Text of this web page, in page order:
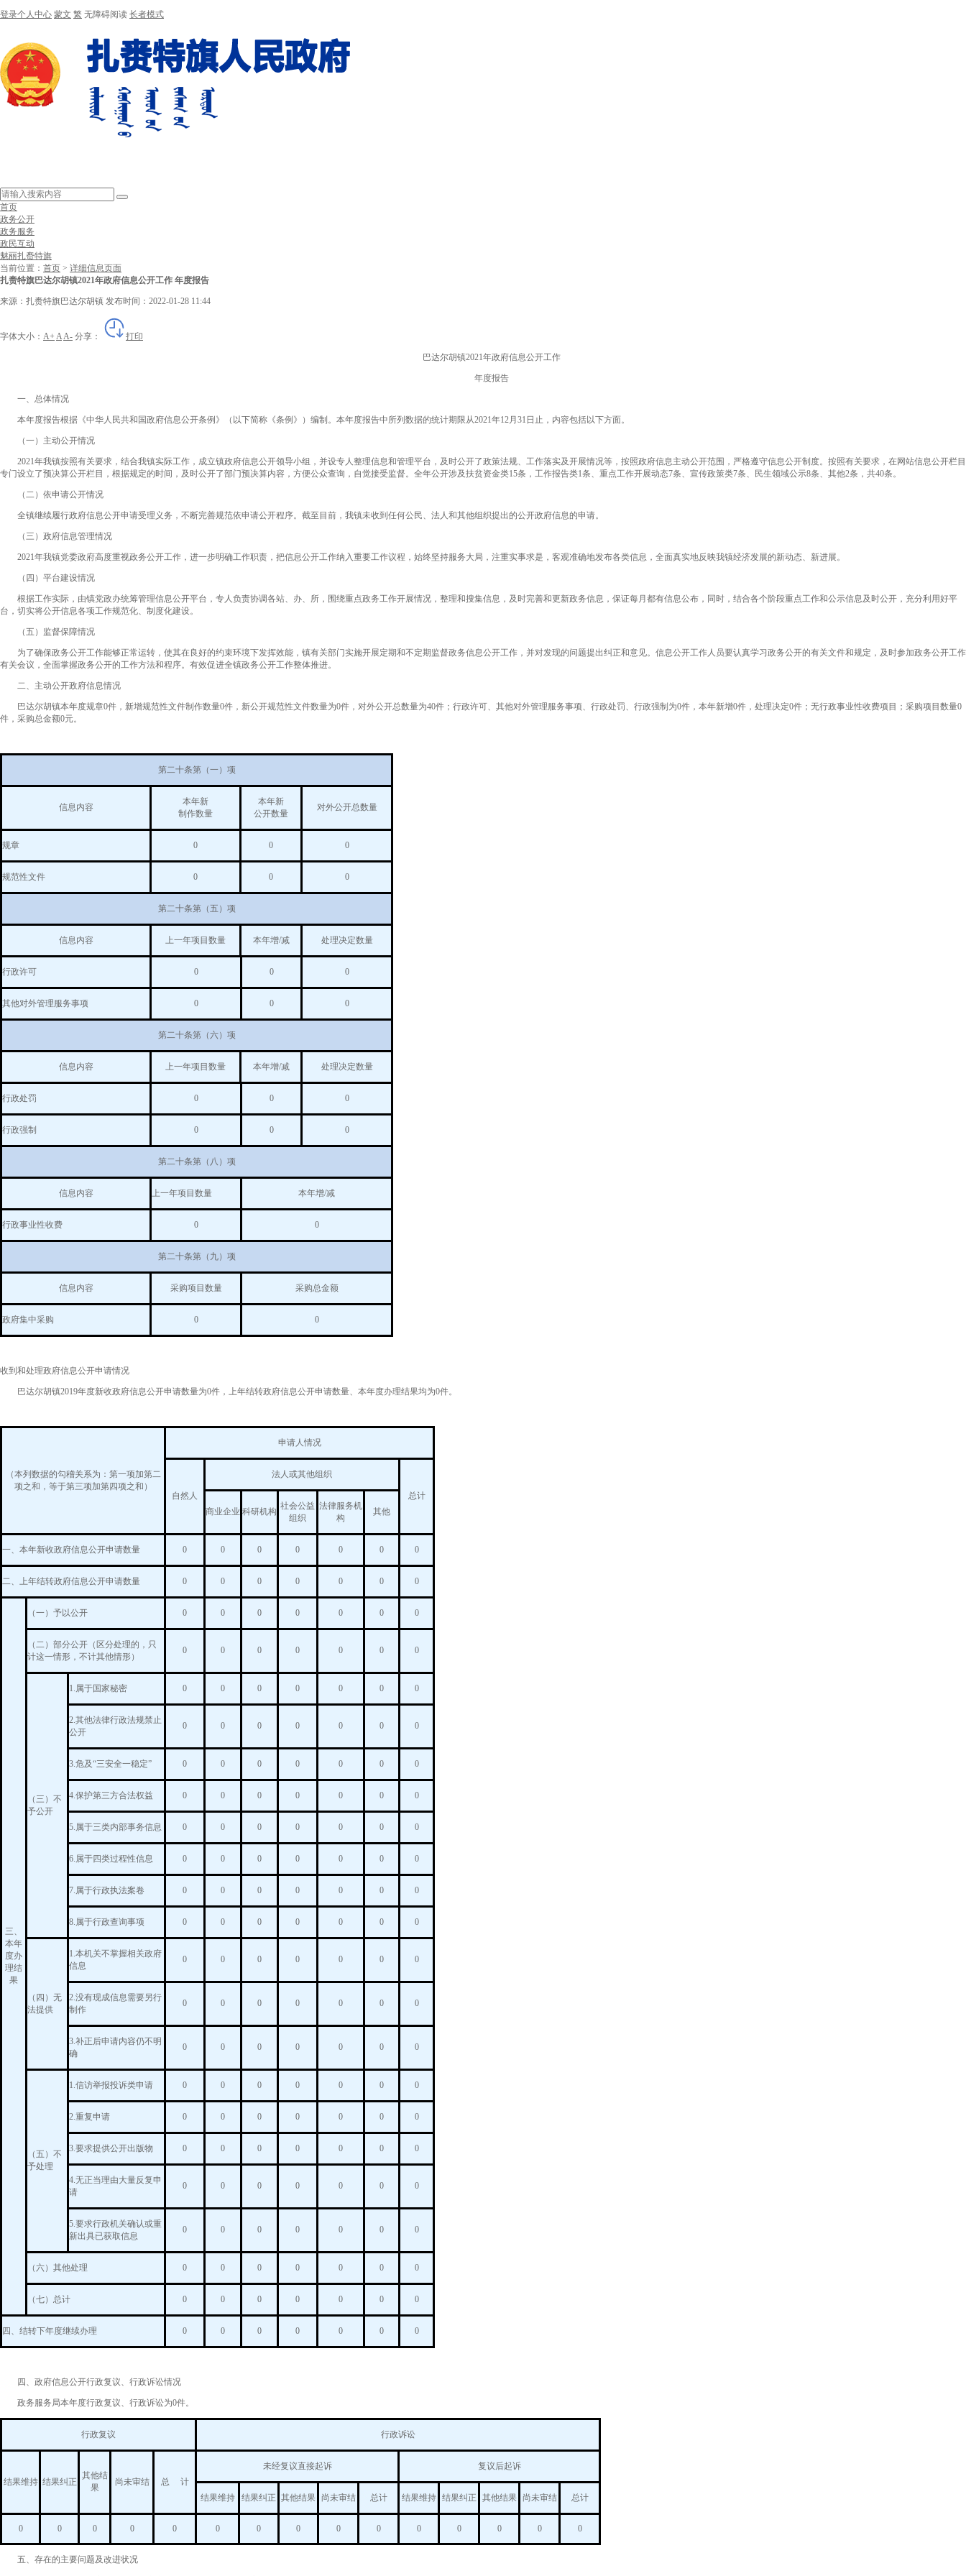
登录个人中心 蒙文 繁 无障碍阅读 长者模式
首页
政务公开
政务服务
政民互动
魅丽扎赉特旗
当前位置： 首页 > 详细信息页面
扎赉特旗巴达尔胡镇2021年政府信息公开工作 年度报告
来源：扎赉特旗巴达尔胡镇 发布时间：2022-01-28 11:44
字体大小： A+ AA- 分享： 打印
巴达尔胡镇2021年政府信息公开工作
年度报告
一、总体情况
本年度报告根据《中华人民共和国政府信息公开条例》（以下简称《条例》）编制。本年度报告中所列数据的统计期限从2021年12月31日止，内容包括以下方面。
（一）主动公开情况
2021年我镇按照有关要求，结合我镇实际工作，成立镇政府信息公开领导小组，并设专人整理信息和管理平台，及时公开了政策法规、工作落实及开展情况等，按照政府信息主动公开范围，严格遵守信息公开制度。按照有关要求，在网站信息公开栏目
专门设立了预决算公开栏目，根据规定的时间，及时公开了部门预决算内容，方便公众查询，自觉接受监督。全年公开涉及扶贫资金类15条，工作报告类1条、重点工作开展动态7条、宣传政策类7条、民生领域公示8条、其他2条，共40条。
（二）依申请公开情况
全镇继续履行政府信息公开申请受理义务，不断完善规范依申请公开程序。截至目前，我镇未收到任何公民、法人和其他组织提出的公开政府信息的申请。
（三）政府信息管理情况
2021年我镇党委政府高度重视政务公开工作，进一步明确工作职责，把信息公开工作纳入重要工作议程，始终坚持服务大局，注重实事求是，客观准确地发布各类信息，全面真实地反映我镇经济发展的新动态、新进展。
（四）平台建设情况
根据工作实际，由镇党政办统筹管理信息公开平台，专人负责协调各站、办、所，围绕重点政务工作开展情况，整理和搜集信息，及时完善和更新政务信息，保证每月都有信息公布，同时，结合各个阶段重点工作和公示信息及时公开，充分利用好平
台，切实将公开信息各项工作规范化、制度化建设。
（五）监督保障情况
为了确保政务公开工作能够正常运转，使其在良好的约束环境下发挥效能，镇有关部门实施开展定期和不定期监督政务信息公开工作，并对发现的问题提出纠正和意见。信息公开工作人员要认真学习政务公开的有关文件和规定，及时参加政务公开工作
有关会议，全面掌握政务公开的工作方法和程序。有效促进全镇政务公开工作整体推进。
二、主动公开政府信息情况
巴达尔胡镇本年度规章0件，新增规范性文件制作数量0件，新公开规范性文件数量为0件，对外公开总数量为40件；行政许可、其他对外管理服务事项、行政处罚、行政强制为0件，本年新增0件，处理决定0件；无行政事业性收费项目；采购项目数量0
件，采购总金额0元。
第二十条第（一）项
信息内容
本年新
制作数量
本年新
公开数量
对外公开总数量
规章 0 0 0
规范性文件 0 0 0
第二十条第（五）项
信息内容 上一年项目数量 本年增/减 处理决定数量
行政许可 0 0 0
其他对外管理服务事项 0 0 0
第二十条第（六）项
信息内容 上一年项目数量 本年增/减 处理决定数量
行政处罚 0 0 0
行政强制 0 0 0
第二十条第（八）项
信息内容 上一年项目数量 本年增/减
行政事业性收费 0 0
第二十条第（九）项
信息内容 采购项目数量 采购总金额
政府集中采购 0 0
收到和处理政府信息公开申请情况
巴达尔胡镇2019年度新收政府信息公开申请数量为0件，上年结转政府信息公开申请数量、本年度办理结果均为0件。
（本列数据的勾稽关系为：第一项加第二
项之和，等于第三项加第四项之和）
申请人情况
自然人
法人或其他组织
总计
商业企业 科研机构
社会公益
组织
法律服务机
构
其他
一、本年新收政府信息公开申请数量 0 0 0 0 0 0 0
二、上年结转政府信息公开申请数量 0 0 0 0 0 0 0
三、
本年
度办
理结
果
（一）予以公开 0 0 0 0 0 0 0
（二）部分公开（区分处理的，只
计这一情形，不计其他情形）
0 0 0 0 0 0 0
（三）不
予公开
1.属于国家秘密 0 0 0 0 0 0 0
2.其他法律行政法规禁止
公开
0 0 0 0 0 0 0
3.危及“三安全一稳定” 0 0 0 0 0 0 0
4.保护第三方合法权益 0 0 0 0 0 0 0
5.属于三类内部事务信息 0 0 0 0 0 0 0
6.属于四类过程性信息 0 0 0 0 0 0 0
7.属于行政执法案卷 0 0 0 0 0 0 0
8.属于行政查询事项 0 0 0 0 0 0 0
（四）无
法提供
1.本机关不掌握相关政府
信息
0 0 0 0 0 0 0
2.没有现成信息需要另行
制作
0 0 0 0 0 0 0
3.补正后申请内容仍不明
确
0 0 0 0 0 0 0
（五）不
予处理
1.信访举报投诉类申请 0 0 0 0 0 0 0
2.重复申请 0 0 0 0 0 0 0
3.要求提供公开出版物 0 0 0 0 0 0 0
4.无正当理由大量反复申
请
0 0 0 0 0 0 0
5.要求行政机关确认或重
新出具已获取信息
0 0 0 0 0 0 0
（六）其他处理 0 0 0 0 0 0 0
（七）总计 0 0 0 0 0 0 0
四、结转下年度继续办理 0 0 0 0 0 0 0
四、政府信息公开行政复议、行政诉讼情况
政务服务局本年度行政复议、行政诉讼为0件。
行政复议 行政诉讼
结果维持 结果纠正
其他结
果
尚未审结 总 计
未经复议直接起诉 复议后起诉
结果维持 结果纠正 其他结果 尚未审结 总计 结果维持 结果纠正 其他结果 尚未审结 总计
0 0 0 0 0 0 0 0 0 0 0 0 0 0 0
五、存在的主要问题及改进状况